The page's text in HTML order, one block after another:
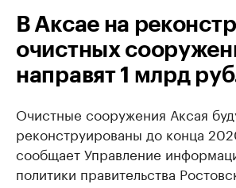
В Аксае на
очистных
направят 1 млрд
Очистные сооружения Аксая
реконструированы до конца
сообщает Управление
политики правительства